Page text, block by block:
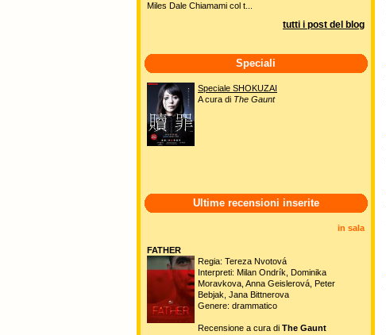
Miles Dale Chiamami col t...
tutti i post del blog
Speciali
Speciale SHOKUZAI
A cura di The Gaunt
Ultime recensioni inserite
in sala
FATHER
Regia: Tereza Nvotová
Interpreti: Milan Ondrík, Dominika
Moravkova, Anna Geislerová, Peter
Bebjak, Jana Bittnerova
Genere: drammatico
Recensione a cura di The Gaunt